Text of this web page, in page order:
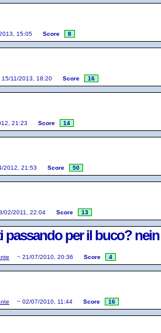
15:05 Score 8
15/11/2013, 18:20 Score 16
21:23 Score 14
2012, 21:53 Score 50
02/2011, 22:04 Score 13
passando per il buco? nein
~ 21/07/2010, 20:36 Score 4
~ 02/07/2010, 11:44 Score 16